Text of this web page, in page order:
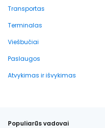
Transportas
Terminalas
Viešbučiai
Paslaugos
Atvykimas ir išvykimas
Populiarūs vadovai